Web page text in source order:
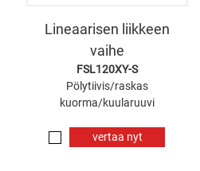
Lineaarisen liikkeen
vaihe
FSL120XY-S
Pölytiivis/raskas
kuorma/kuularuuvi
vertaa nyt